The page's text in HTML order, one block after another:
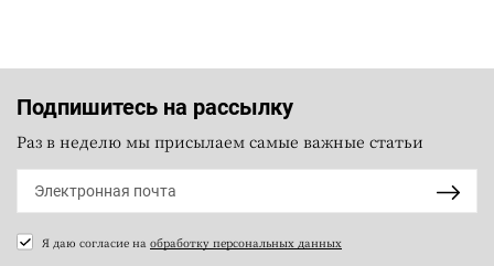
Подпишитесь на рассылку
Раз в неделю мы присылаем самые важные статьи
Я даю согласие на обработку персональных данных